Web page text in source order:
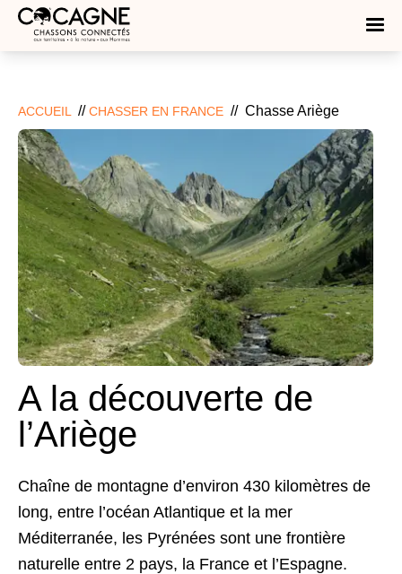
ACCUEIL //CHASSER EN FRANCE // Chasse Ariège
A la découverte de
l’Ariège
Chaîne de montagne d’environ 430 kilomètres de
long, entre l’océan Atlantique et la mer
Méditerranée, les Pyrénées sont une frontière
naturelle entre 2 pays, la France et l’Espagne.